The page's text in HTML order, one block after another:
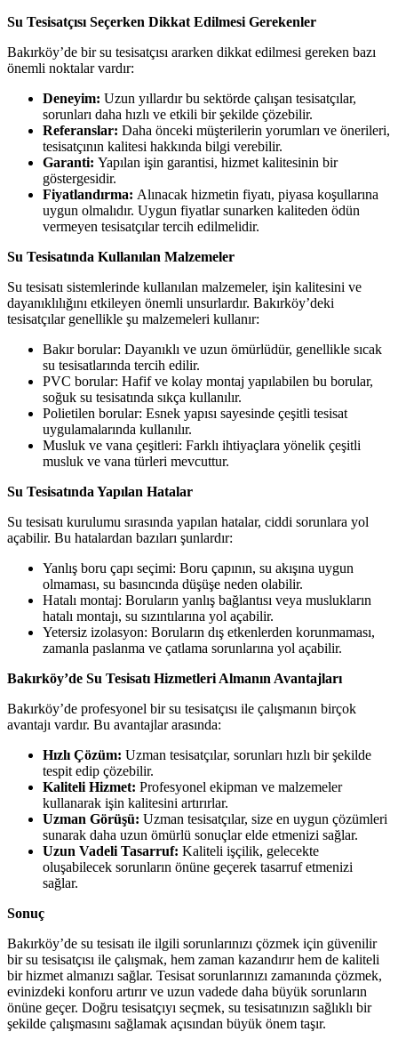
Su Tesisatçısı Seçerken Dikkat Edilmesi Gerekenler
Bakırköy’de bir su tesisatçısı ararken dikkat edilmesi gereken bazı
önemli noktalar vardır:
Deneyim: Uzun yıllardır bu sektörde çalışan tesisatçılar,
sorunları daha hızlı ve etkili bir şekilde çözebilir.
Referanslar: Daha önceki müşterilerin yorumları ve önerileri,
tesisatçının kalitesi hakkında bilgi verebilir.
Garanti: Yapılan işin garantisi, hizmet kalitesinin bir
göstergesidir.
Fiyatlandırma: Alınacak hizmetin fiyatı, piyasa koşullarına
uygun olmalıdır. Uygun fiyatlar sunarken kaliteden ödün
vermeyen tesisatçılar tercih edilmelidir.
Su Tesisatında Kullanılan Malzemeler
Su tesisatı sistemlerinde kullanılan malzemeler, işin kalitesini ve
dayanıklılığını etkileyen önemli unsurlardır. Bakırköy’deki
tesisatçılar genellikle şu malzemeleri kullanır:
Bakır borular: Dayanıklı ve uzun ömürlüdür, genellikle sıcak
su tesisatlarında tercih edilir.
PVC borular: Hafif ve kolay montaj yapılabilen bu borular,
soğuk su tesisatında sıkça kullanılır.
Polietilen borular: Esnek yapısı sayesinde çeşitli tesisat
uygulamalarında kullanılır.
Musluk ve vana çeşitleri: Farklı ihtiyaçlara yönelik çeşitli
musluk ve vana türleri mevcuttur.
Su Tesisatında Yapılan Hatalar
Su tesisatı kurulumu sırasında yapılan hatalar, ciddi sorunlara yol
açabilir. Bu hatalardan bazıları şunlardır:
Yanlış boru çapı seçimi: Boru çapının, su akışına uygun
olmaması, su basıncında düşüşe neden olabilir.
Hatalı montaj: Boruların yanlış bağlantısı veya muslukların
hatalı montajı, su sızıntılarına yol açabilir.
Yetersiz izolasyon: Boruların dış etkenlerden korunmaması,
zamanla paslanma ve çatlama sorunlarına yol açabilir.
Bakırköy’de Su Tesisatı Hizmetleri Almanın Avantajları
Bakırköy’de profesyonel bir su tesisatçısı ile çalışmanın birçok
avantajı vardır. Bu avantajlar arasında:
Hızlı Çözüm: Uzman tesisatçılar, sorunları hızlı bir şekilde
tespit edip çözebilir.
Kaliteli Hizmet: Profesyonel ekipman ve malzemeler
kullanarak işin kalitesini artırırlar.
Uzman Görüşü: Uzman tesisatçılar, size en uygun çözümleri
sunarak daha uzun ömürlü sonuçlar elde etmenizi sağlar.
Uzun Vadeli Tasarruf: Kaliteli işçilik, gelecekte
oluşabilecek sorunların önüne geçerek tasarruf etmenizi
sağlar.
Sonuç
Bakırköy’de su tesisatı ile ilgili sorunlarınızı çözmek için güvenilir
bir su tesisatçısı ile çalışmak, hem zaman kazandırır hem de kaliteli
bir hizmet almanızı sağlar. Tesisat sorunlarınızı zamanında çözmek,
evinizdeki konforu artırır ve uzun vadede daha büyük sorunların
önüne geçer. Doğru tesisatçıyı seçmek, su tesisatınızın sağlıklı bir
şekilde çalışmasını sağlamak açısından büyük önem taşır.